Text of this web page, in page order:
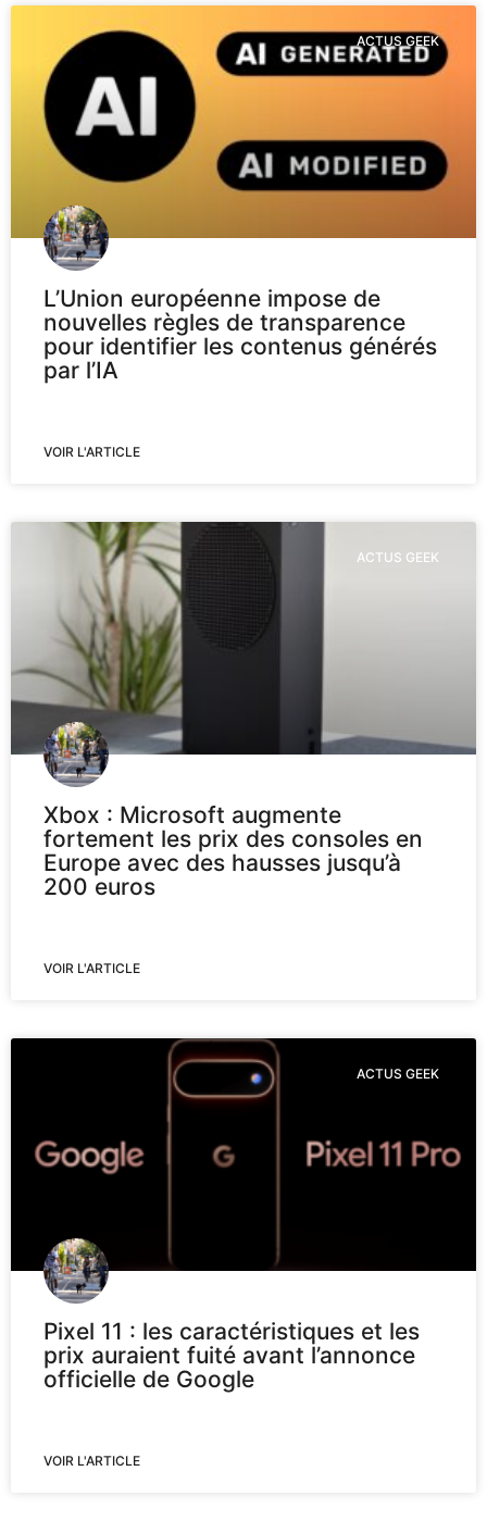
ACTUS GEEK
L’Union européenne impose de
nouvelles règles de transparence
pour identifier les contenus générés
par l’IA
VOIR L'ARTICLE
ACTUS GEEK
Xbox : Microsoft augmente
fortement les prix des consoles en
Europe avec des hausses jusqu’à
200 euros
VOIR L'ARTICLE
ACTUS GEEK
Pixel 11 : les caractéristiques et les
prix auraient fuité avant l’annonce
officielle de Google
VOIR L'ARTICLE